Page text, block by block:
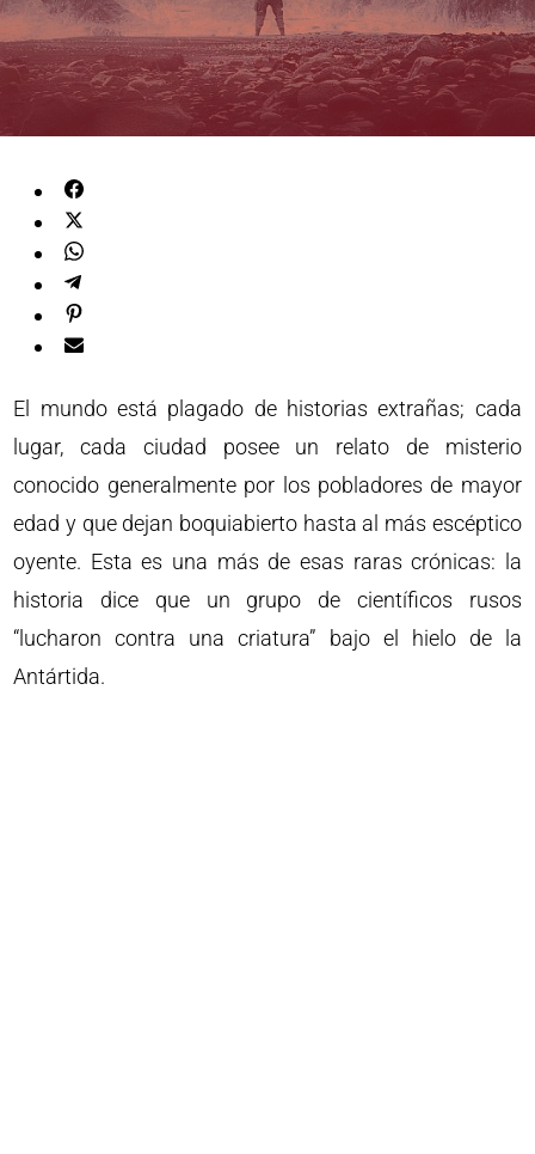
El mundo está plagado de historias extrañas; cada
lugar, cada ciudad posee un relato de misterio
conocido generalmente por los pobladores de mayor
edad y que dejan boquiabierto hasta al más escéptico
oyente. Esta es una más de esas raras crónicas: la
historia dice que un grupo de científicos rusos
“lucharon contra una criatura” bajo el hielo de la
Antártida.